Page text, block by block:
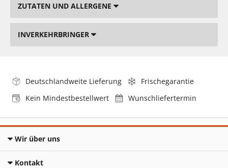
ZUTATEN UND ALLERGENE
INVERKEHRBRINGER
Deutschlandweite Lieferung
Frischegarantie
Kein Mindestbestellwert
Wunschliefertermin
Wir über uns
Kontakt